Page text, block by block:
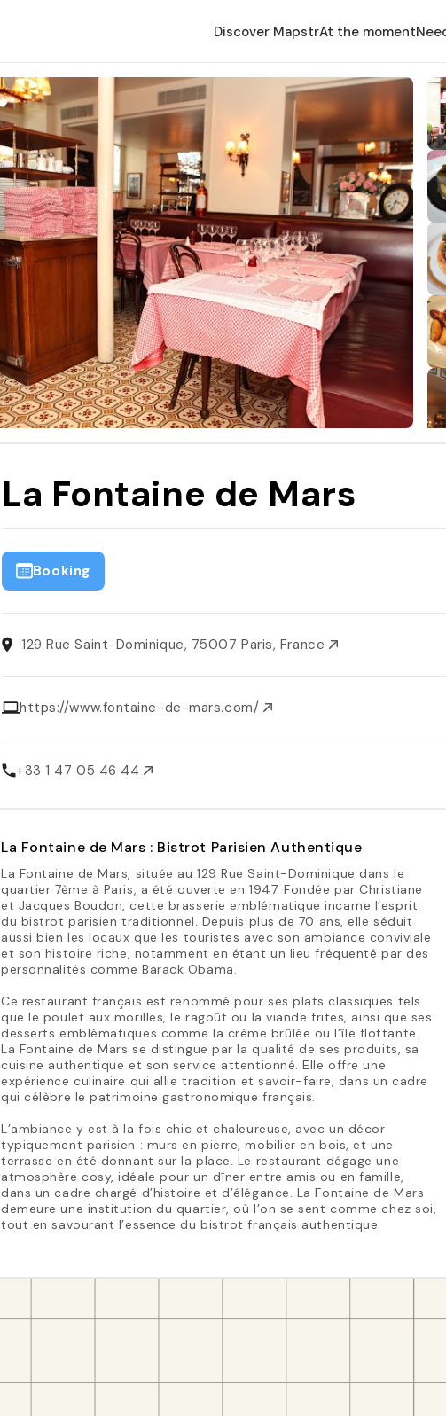
Discover MapstrAt the moment
La Fontaine de Mars
Booking
129 Rue Saint-Dominique, 75007 Paris, France
https://www.fontaine-de-mars.com/
+33 1 47 05 46 44
La Fontaine de Mars : Bistrot Parisien Authentique
La Fontaine de Mars, située au 129 Rue Saint-Dominique dans le
quartier 7ème à Paris, a été ouverte en 1947. Fondée par Christiane
et Jacques Boudon, cette brasserie emblématique incarne l’esprit
du bistrot parisien traditionnel. Depuis plus de 70 ans, elle séduit
aussi bien les locaux que les touristes avec son ambiance conviviale
et son histoire riche, notamment en étant un lieu fréquenté par des
personnalités comme Barack Obama.
Ce restaurant français est renommé pour ses plats classiques tels
que le poulet aux morilles, le ragoût ou la viande frites, ainsi que ses
desserts emblématiques comme la crème brûlée ou l’île flottante.
La Fontaine de Mars se distingue par la qualité de ses produits, sa
cuisine authentique et son service attentionné. Elle offre une
expérience culinaire qui allie tradition et savoir-faire, dans un cadre
qui célèbre le patrimoine gastronomique français.
L’ambiance y est à la fois chic et chaleureuse, avec un décor
typiquement parisien : murs en pierre, mobilier en bois, et une
terrasse en été donnant sur la place. Le restaurant dégage une
atmosphère cosy, idéale pour un dîner entre amis ou en famille,
dans un cadre chargé d’histoire et d’élégance. La Fontaine de Mars
demeure une institution du quartier, où l’on se sent comme chez soi,
tout en savourant l’essence du bistrot français authentique.